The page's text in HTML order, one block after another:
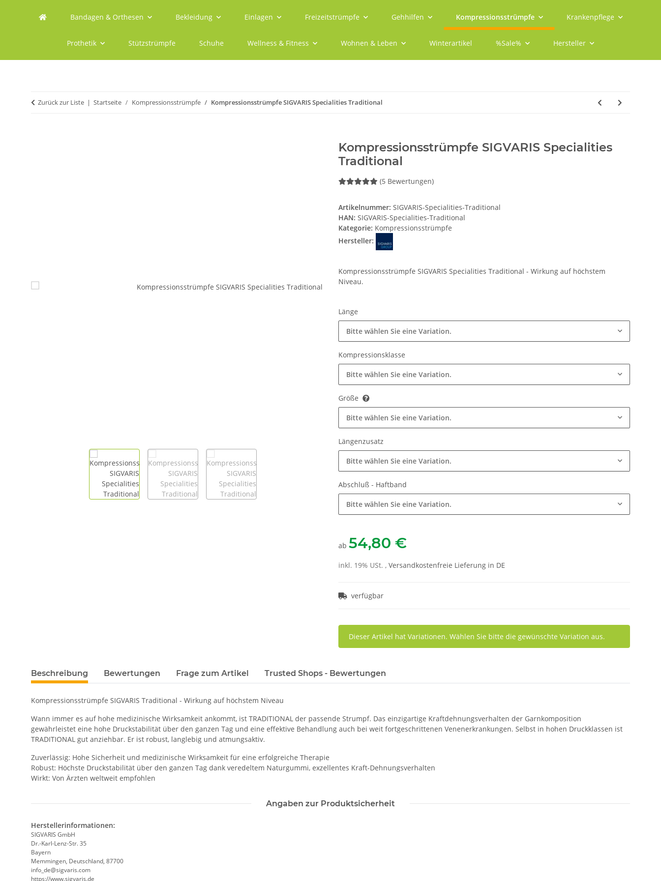
Bandagen & Orthesen Bekleidung Einlagen Freizeitstrümpfe Gehhilfen Kompressionsstrümpfe Krankenpflege
Prothetik Stützstrümpfe Schuhe Wellness & Fitness Wohnen & Leben Winterartikel %Sale% Hersteller
Zurück zur Liste Startseite Kompressionsstrümpfe Kompressionsstrümpfe SIGVARIS Specialities Traditional
Kompressionsstrümpfe SIGVARIS Specialities
Traditional
(5 Bewertungen)
Artikelnummer: SIGVARIS-Specialities-Traditional
HAN: SIGVARIS-Specialities-Traditional
Kategorie: Kompressionsstrümpfe
Hersteller:
Kompressionsstrümpfe SIGVARIS Specialities Traditional - Wirkung auf höchstem
Niveau.
Länge
Bitte wählen Sie eine Variation.
Kompressionsklasse
Bitte wählen Sie eine Variation.
Größe
Bitte wählen Sie eine Variation.
Längenzusatz
Bitte wählen Sie eine Variation.
Abschluß - Haftband
Bitte wählen Sie eine Variation.
ab 54,80 €
inkl. 19% USt. , Versandkostenfreie Lieferung in DE
verfügbar
x
Dieser Artikel hat Variationen. Wählen Sie bitte die gewünschte Variation aus.
Beschreibung Bewertungen Frage zum Artikel Trusted Shops - Bewertungen
Kompressionsstrümpfe SIGVARIS Traditional - Wirkung auf höchstem Niveau
Wann immer es auf hohe medizinische Wirksamkeit ankommt, ist TRADITIONAL der passende Strumpf. Das einzigartige Kraftdehnungsverhalten der Garnkomposition
gewährleistet eine hohe Druckstabilität über den ganzen Tag und eine effektive Behandlung auch bei weit fortgeschrittenen Venenerkrankungen. Selbst in hohen Druckklassen ist
TRADITIONAL gut anziehbar. Er ist robust, langlebig und atmungsaktiv.
Zuverlässig: Hohe Sicherheit und medizinische Wirksamkeit für eine erfolgreiche Therapie
Robust: Höchste Druckstabilität über den ganzen Tag dank veredeltem Naturgummi, exzellentes Kraft-Dehnungsverhalten
Wirkt: Von Ärzten weltweit empfohlen
Angaben zur Produktsicherheit
Herstellerinformationen:
SIGVARIS GmbH
Dr.-Karl-Lenz-Str. 35
Bayern
Memmingen, Deutschland, 87700
info_de@sigvaris.com
https://www.sigvaris.de